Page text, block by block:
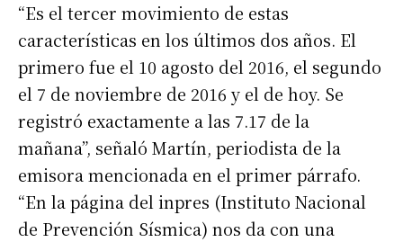
“Es el tercer movimiento de estas
características en los últimos dos años. El
primero fue el 10 agosto del 2016, el segundo
el 7 de noviembre de 2016 y el de hoy. Se
registró exactamente a las 7.17 de la
mañana”, señaló Martín, periodista de la
emisora mencionada en el primer párrafo.
“En la página del inpres (Instituto Nacional
de Prevención Sísmica) nos da con una